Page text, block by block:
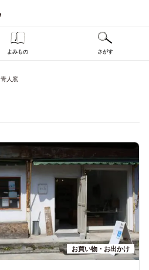
よみもの さがす
青人窯
お買い物・お出かけ